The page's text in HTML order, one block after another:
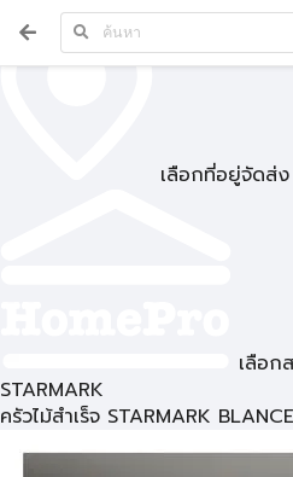
เลือกที่อยู่จัดส่ง
เลือก
STARMARK
ครัวไม้สำเร็จ STARMARK